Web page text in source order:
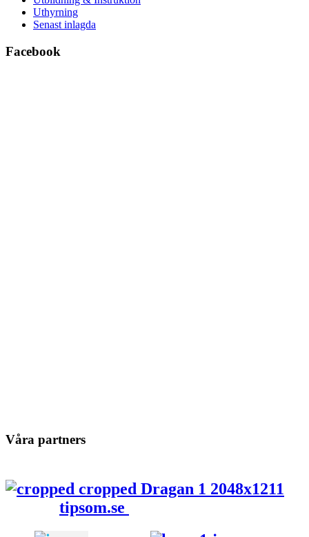
Uthyrning
Senast inlagda
Facebook
Våra partners
tipsom.se